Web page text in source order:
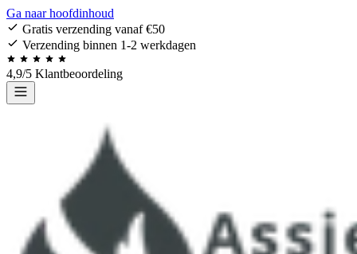
Ga naar hoofdinhoud
Gratis verzending vanaf €50
Verzending binnen 1-2 werkdagen
4,9/5 Klantbeoordeling